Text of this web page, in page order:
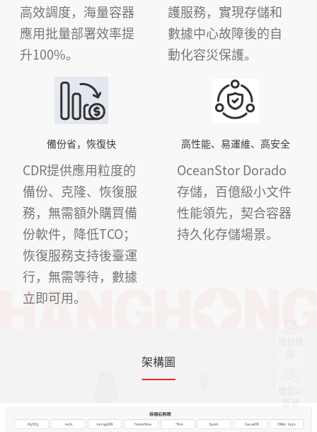
高效調度，海量容器
應用批量部署效率提
升100%。
護服務，實現存儲和
數據中心故障後的自
動化容災保護。
備份省，恢復快
CDR提供應用粒度的
備份、克隆、恢復服
務，無需額外購買備
份軟件，降低TCO；
恢復服務支持後臺運
行，無需等待，數據
立即可用。
高性能、易運維、高安全
OceanStor Dorado
存儲，百億級小文件
性能領先，契合容器
持久化存儲場景。
架構圖
眾號